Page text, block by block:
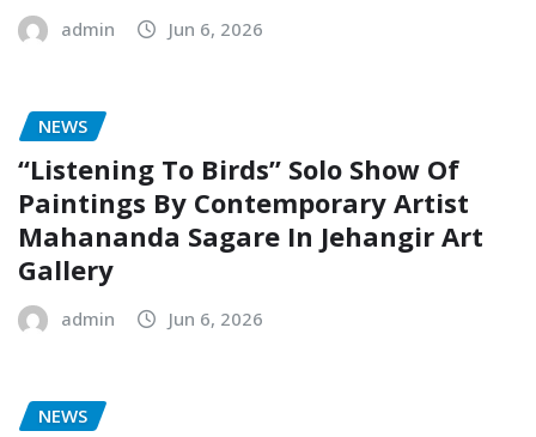
admin Jun 6, 2026
NEWS
“Listening To Birds” Solo Show Of
Paintings By Contemporary Artist
Mahananda Sagare In Jehangir Art
Gallery
admin Jun 6, 2026
NEWS